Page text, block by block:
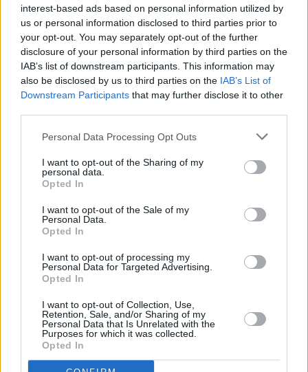
interest-based ads based on personal information utilized by
us or personal information disclosed to third parties prior to
your opt-out. You may separately opt-out of the further
disclosure of your personal information by third parties on the
IAB’s list of downstream participants. This information may
also be disclosed by us to third parties on the IAB’s List of
Downstream Participants that may further disclose it to other
Personal Data Processing Opt Outs
I want to opt-out of the Sharing of my
personal data.
Opted In
I want to opt-out of the Sale of my
Personal Data.
Opted In
I want to opt-out of processing my
Personal Data for Targeted Advertising.
Opted In
I want to opt-out of Collection, Use,
Retention, Sale, and/or Sharing of my
Personal Data that Is Unrelated with the
Purposes for which it was collected.
Opted In
4 izdevumi / 1.95 Eur par izdevumu *
*Visas cenas portālā ManiZurnali.lv norādītas € ar PVN.
Žurnālu izdevumu skaits var atšķirties, kā to nosaka Lietošanas
noteikumi
E-izdevumu arhīvs
SKATĪT ŽURNĀLA ARHĪVU